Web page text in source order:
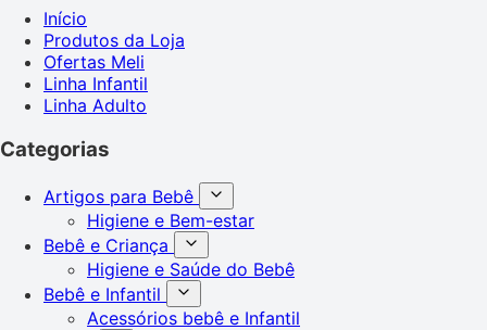
Início
Produtos da Loja
Ofertas Meli
Linha Infantil
Linha Adulto
Categorias
Artigos para Bebê
Higiene e Bem-estar
Bebê e Criança
Higiene e Saúde do Bebê
Bebê e Infantil
Acessórios bebê e Infantil